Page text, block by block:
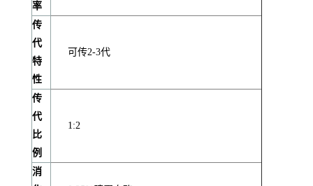
率
传
代
特
性
可传2-3代
传
代
比
例
1:2
消